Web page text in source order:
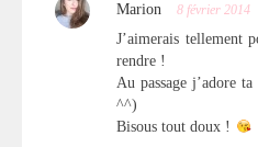
Marion 8 février 2014
J’aimerais tellement
rendre !
Au passage j’adore
^^)
Bisous tout doux !